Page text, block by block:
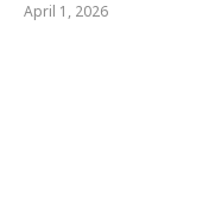
April 1, 2026